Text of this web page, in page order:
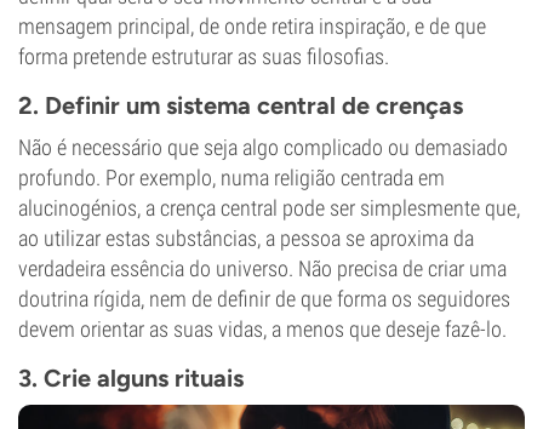
mensagem principal, de onde retira inspiração, e de que
forma pretende estruturar as suas filosofias.
2. Definir um sistema central de crenças
Não é necessário que seja algo complicado ou demasiado
profundo. Por exemplo, numa religião centrada em
alucinogénios, a crença central pode ser simplesmente que,
ao utilizar estas substâncias, a pessoa se aproxima da
verdadeira essência do universo. Não precisa de criar uma
doutrina rígida, nem de definir de que forma os seguidores
devem orientar as suas vidas, a menos que deseje fazê-lo.
3. Crie alguns rituais